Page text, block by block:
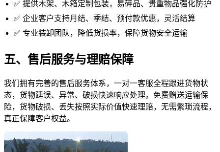
✅ 提供木架、木箱定制包装，易碎品、贵重物品强化防护
✅ 企业客户支持月结、季结、预付款优惠，灵活结算
✅ 专业装卸团队，降低货损率，保障货物安全运输
五、售后服务与理赔保障
我们拥有完善的售后服务体系，一对一客服全程跟进货物状
态，货物延误、异常、破损快速响应处理。免费赠送运输保
险，货物破损、丢失按照实际价值快速理赔，无需繁琐流程，
真正保障客户权益。